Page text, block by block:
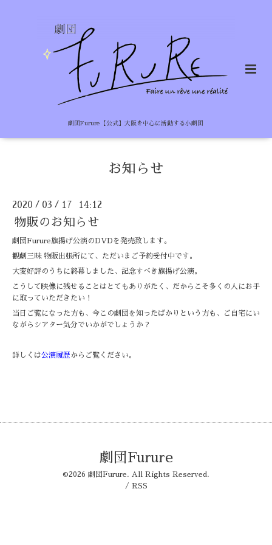
劇団Furure【公式】大阪を中心に活動する小劇団
お知らせ
2020 / 03 / 17 14:12
物販のお知らせ
劇団Furure旗揚げ公演のDVDを発売致します。
観劇三昧 物販出張所にて、ただいまご予約受付中です。
大変好評のうちに終幕しました、記念すべき旗揚げ公演。
こうして映像に残せることはとてもありがたく、だからこそ多くの人にお手
に取っていただきたい！
当日ご覧になった方も、今この劇団を知ったばかりという方も、ご自宅にい
ながらシアター気分でいかがでしょうか？
詳しくは公演履歴 からご覧ください。
劇団Furure
©2026 劇団Furure. All Rights Reserved.
/ RSS